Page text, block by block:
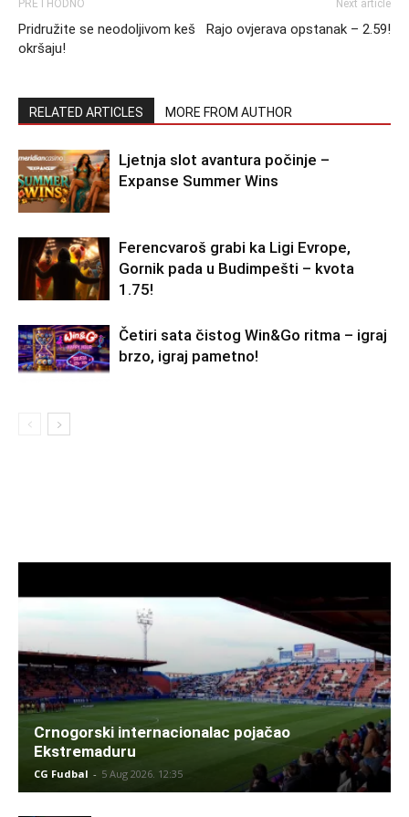
PRETHODNO
Pridružite se neodoljivom keš
okršaju!
Next article
Rajo ovjerava opstanak – 2.59!
RELATED ARTICLES MORE FROM AUTHOR
Ljetnja slot avantura počinje –
Expanse Summer Wins
Ferencvaroš grabi ka Ligi Evrope,
Gornik pada u Budimpešti – kvota
1.75!
Četiri sata čistog Win&Go ritma – igraj
brzo, igraj pametno!
Crnogorski internacionalac pojačao
Ekstremaduru
CG Fudbal - 5 Aug 2026. 12:35